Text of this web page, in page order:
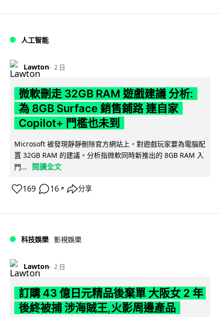
人工智能
Lawton 2 日
微軟刪走 32GB RAM 遊戲建議 分析:
為 8GB Surface 銷售鋪路 連自家
Copilot+ 門檻也未到
Microsoft 被發現靜靜刪除官方網站上，對遊戲玩家要為電腦配
置 32GB RAM 的建議。分析指微軟同時新推出的 8GB RAM 入
門...
閱讀全文
169 16 ↗ 分享
科技娛樂 影視娛樂
Lawton 2 日
訂購 43 億日元精品後棄單 大阪女 2 年
後終被捕 涉海賊王,火影周邊產品